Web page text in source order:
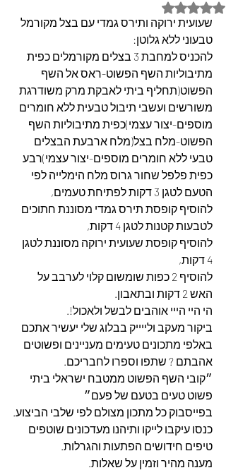
דירוג של NaN מתוך 5 כוכבים
שעועית ירוקה ותירס גמדי עם בצל מקורמל
טבעוני ללא גלוטן:
להכניס למחבת 3 בצלים מקורמלים כפית
מתיבוליות השף הפשוט-ראס אל השף
הפשוט(תחליף ביתי לאבקת מרק משודרגת
משורשים ועשבי תיבול טבעית ללא חומרים
מוספים-יצור עצמי)כפית מתיבוליות השף
הפשוט-מלח בצל(מלח ארבעת הבצלים
טבעי ללא חומרים מוספים-יצור עצמי)רבע
כפית פלפל שחור גרוס מלח הימלייה לפי
הטעם לטגן 3 דקות לפתיחת טעמים,
להוסיף קופסת תירס גמדי מסוננת חתוכים
לטבעות קטנות לטגן 4 דקות,
להוסיף קופסת שעועית ירוקה מסוננת לטגן
4 דקות,
להוסיף 2 כפות שומשום קלוי לערבב על
האש 2 דקות ובתאבון.
הי היי הייי אוהבים לבשל ולאכול!.
ביקור מעקב ולייייק בבלוג שלי יעשיר אתכם
באלפי מתכונים טעימים מעניינים ופשוטים
אהבתם ? שתפו וספרו לחבריכם.
״קובי השף הפשוט ממטבח ישראלי ביתי
פשוט טעים בטעם של פעם״
בפייסבוק כל מתכון מצולם לפי שלבי הביצוע.
כנסו עיקבו לייקו ותיהנו מעדכונים שוטפים
טיפים חידושים הפתעות והגרלות.
מענה מהיר וזמין על שאלות.